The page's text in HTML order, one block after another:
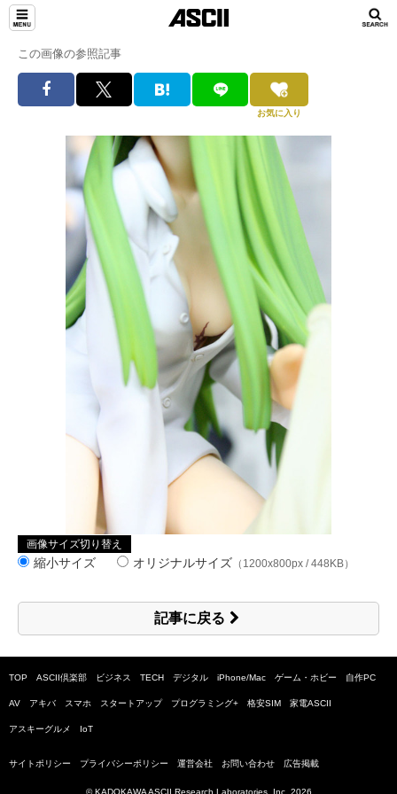
この画像の参照記事
お気に入り
画像サイズ切り替え
縮小サイズ オリジナルサイズ （1200x800px / 448KB）
記事に戻る
TOP ASCII倶楽部 ビジネス TECH デジタル iPhone/Mac ゲーム・ホビー 自作PC
AV アキバ スマホ スタートアップ プログラミング+ 格安SIM 家電ASCII
アスキーグルメ IoT
サイトポリシー プライバシーポリシー 運営会社 お問い合わせ 広告掲載
© KADOKAWA ASCII Research Laboratories, Inc. 2026